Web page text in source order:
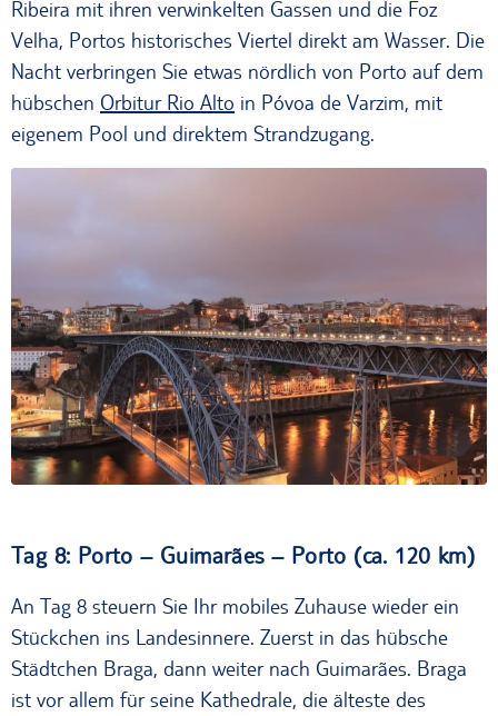
Ribeira mit ihren verwinkelten Gassen und die Foz
Velha, Portos historisches Viertel direkt am Wasser. Die
Nacht verbringen Sie etwas nördlich von Porto auf dem
hübschen Orbitur Rio Alto in Póvoa de Varzim, mit
eigenem Pool und direktem Strandzugang.
Die Ponte Dom Luis in Porto
Tag 8: Porto – Guimarães – Porto (ca. 120 km)
An Tag 8 steuern Sie Ihr mobiles Zuhause wieder ein
Stückchen ins Landesinnere. Zuerst in das hübsche
Städtchen Braga, dann weiter nach Guimarães. Braga
ist vor allem für seine Kathedrale, die älteste des